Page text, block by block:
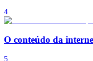
4
O conteúdo da
5